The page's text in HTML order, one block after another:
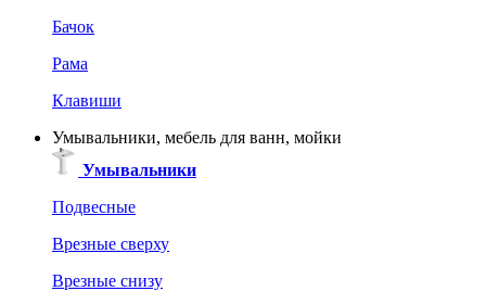
Бачок
Рама
Клавиши
Умывальники, мебель для ванн, мойки
Умывальники
Подвесные
Врезные сверху
Врезные снизу